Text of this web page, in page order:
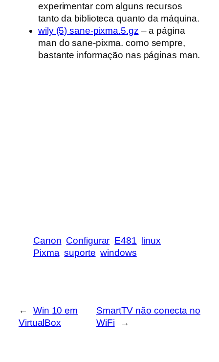
experimentar com alguns recursos
tanto da biblioteca quanto da máquina.
wily (5) sane-pixma.5.gz – a página
man do sane-pixma. como sempre,
bastante informação nas páginas man.
Canon Configurar E481
linux
Pixma suporte windows
←
Win 10 em
VirtualBox
SmartTV não conecta no
WiFi
→